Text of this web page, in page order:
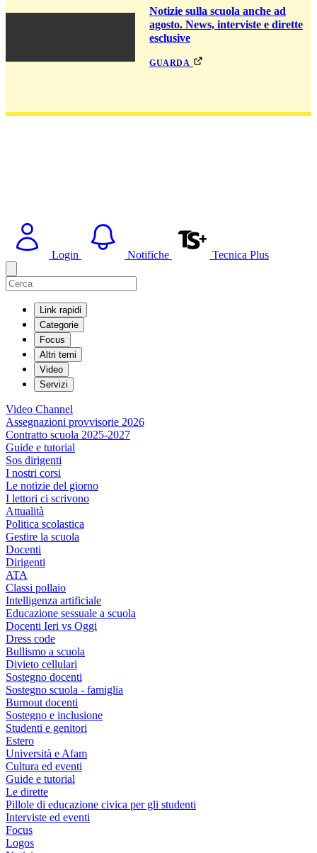
Notizie sulla scuola anche ad
agosto. News, interviste e dirette
esclusive
guarda
Login Notifiche Tecnica Plus
Link rapidi
Categorie
Focus
Altri temi
Video
Servizi
Video Channel
Assegnazioni provvisorie 2026
Contratto scuola 2025-2027
Guide e tutorial
Sos dirigenti
I nostri corsi
Le notizie del giorno
I lettori ci scrivono
Attualità
Politica scolastica
Gestire la scuola
Docenti
Dirigenti
ATA
Classi pollaio
Intelligenza artificiale
Educazione sessuale a scuola
Docenti Ieri vs Oggi
Dress code
Bullismo a scuola
Divieto cellulari
Sostegno docenti
Sostegno scuola - famiglia
Burnout docenti
Sostegno e inclusione
Studenti e genitori
Estero
Università e Afam
Cultura ed eventi
Guide e tutorial
Le dirette
Pillole di educazione civica per gli studenti
Interviste ed eventi
Focus
Logos